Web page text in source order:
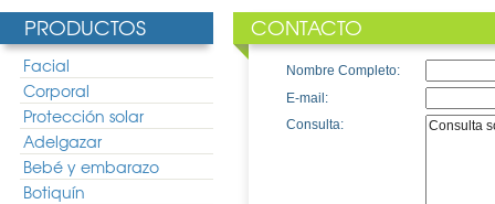
PRODUCTOS
Facial
Corporal
Protección solar
Adelgazar
Bebé y embarazo
Botiquín
CONTACTO
Nombre Completo:
E-mail:
Consulta: